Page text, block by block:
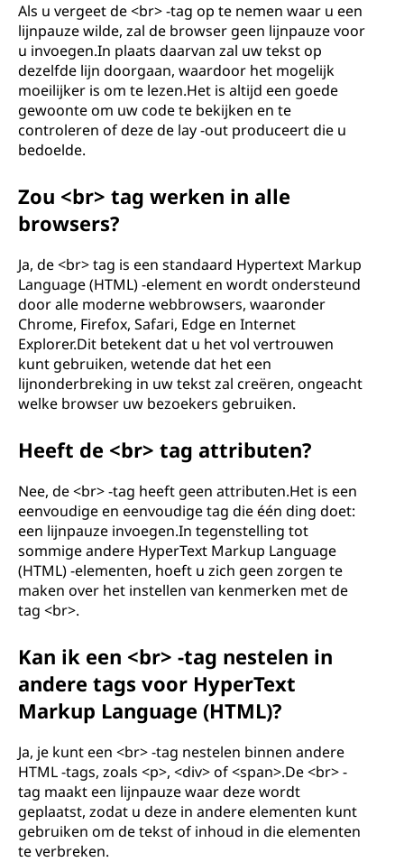
Als u vergeet de <br> -tag op te nemen waar u een
lijnpauze wilde, zal de browser geen lijnpauze voor
u invoegen.In plaats daarvan zal uw tekst op
dezelfde lijn doorgaan, waardoor het mogelijk
moeilijker is om te lezen.Het is altijd een goede
gewoonte om uw code te bekijken en te
controleren of deze de lay -out produceert die u
bedoelde.
Zou <br> tag werken in alle
browsers?
Ja, de <br> tag is een standaard Hypertext Markup
Language (HTML) -element en wordt ondersteund
door alle moderne webbrowsers, waaronder
Chrome, Firefox, Safari, Edge en Internet
Explorer.Dit betekent dat u het vol vertrouwen
kunt gebruiken, wetende dat het een
lijnonderbreking in uw tekst zal creëren, ongeacht
welke browser uw bezoekers gebruiken.
Heeft de <br> tag attributen?
Nee, de <br> -tag heeft geen attributen.Het is een
eenvoudige en eenvoudige tag die één ding doet:
een lijnpauze invoegen.In tegenstelling tot
sommige andere HyperText Markup Language
(HTML) -elementen, hoeft u zich geen zorgen te
maken over het instellen van kenmerken met de
tag <br>.
Kan ik een <br> -tag nestelen in
andere tags voor HyperText
Markup Language (HTML)?
Ja, je kunt een <br> -tag nestelen binnen andere
HTML -tags, zoals <p>, <div> of <span>.De <br> -
tag maakt een lijnpauze waar deze wordt
geplaatst, zodat u deze in andere elementen kunt
gebruiken om de tekst of inhoud in die elementen
te verbreken.